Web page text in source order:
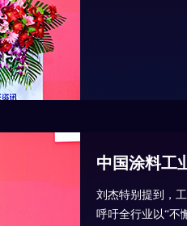
中国涂料工
刘杰特别提到，
呼吁全行业以“不